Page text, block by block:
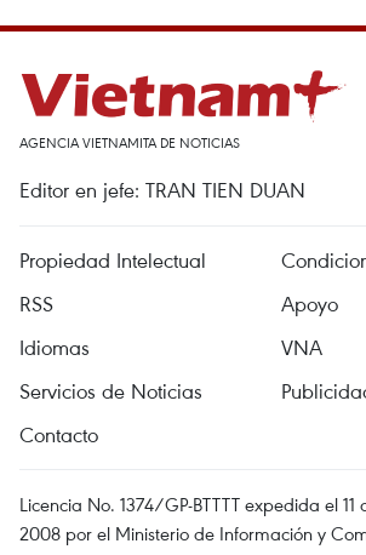
AGENCIA VIETNAMITA DE NOTICIAS
Editor en jefe: TRAN TIEN DUAN
Propiedad Intelectual
RSS
Apoyo
Idiomas
VNA
Servicios de Noticias
Contacto
Licencia No. 1374/GP-BTTTT expedida el
2008 por el Ministerio de Información y